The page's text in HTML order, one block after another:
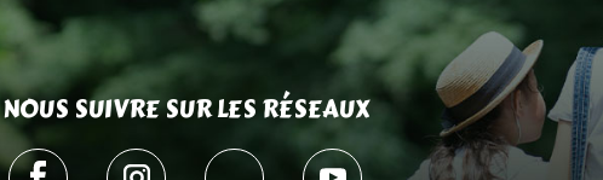
NOUS SUIVRE SUR LES RÉSEAUX